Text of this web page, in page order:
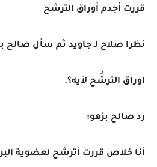
قررت أجدم أوراق الترشح
نظرا صلاح لـ جاويد ثم سأل صالح
اوراق الترشُح لأيه؟.
رد صالح بزهو:
أنا خلاص قررت أترشح لعضوية